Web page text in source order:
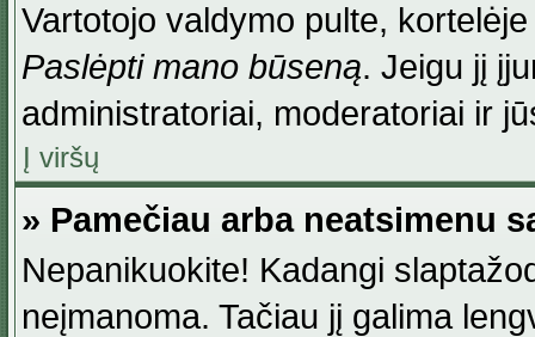
Vartotojo valdymo pulte,
Paslėpti mano būseną. Jeigu jį
administratoriai, moderatoriai ir
Į viršų
» Pamečiau arba neatsimenu
Nepanikuokite! Kadangi
neįmanoma. Tačiau jį galima